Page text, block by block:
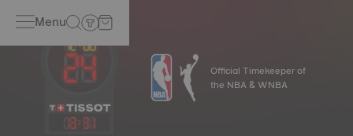
Menu
13: 31
Official Timekeeper of
the NBA & WNBA